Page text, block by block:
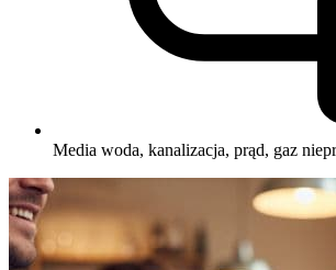
Media woda, kanalizacja, prąd, gaz